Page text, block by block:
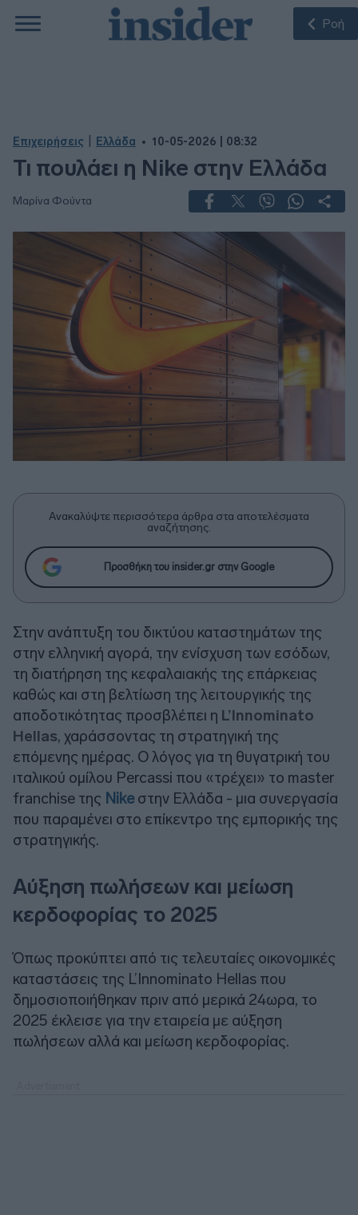
Ροή
Επιχειρήσεις Ελλάδα 10-05-2026 | 08:32
Τι πουλάει η Nike στην Ελλάδα
Μαρίνα Φούντα
Ανακαλύψτε περισσότερα άρθρα στα αποτελέσματα
αναζήτησης.
Προσθήκη του insider.gr στην Google
Στην ανάπτυξη του δικτύου καταστημάτων της
στην ελληνική αγορά, την ενίσχυση των εσόδων,
τη διατήρηση της κεφαλαιακής της επάρκειας
καθώς και στη βελτίωση της λειτουργικής της
αποδοτικότητας προσβλέπει η L’Innominatο
Hellas, χαράσσοντας τη στρατηγική της
επόμενης ημέρας. Ο λόγος για τη θυγατρική του
ιταλικού ομίλου Percassi που «τρέχει» το master
franchise της Nikeστην Ελλάδα - μια συνεργασία
που παραμένει στο επίκεντρο της εμπορικής της
στρατηγικής.
Αύξηση πωλήσεων και μείωση
κερδοφορίας το 2025
Όπως προκύπτει από τις τελευταίες οικονομικές
καταστάσεις της L’Innominatο Hellas που
δημοσιοποιήθηκαν πριν από μερικά 24ωρα, το
2025 έκλεισε για την εταιρεία με αύξηση
πωλήσεων αλλά και μείωση κερδοφορίας.